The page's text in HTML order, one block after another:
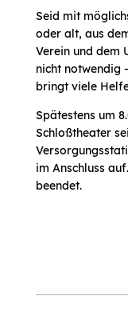
Seid mit
oder alt, aus
Verein und dem
nicht notwendig
bringt viele
Spätestens um
Schloßtheater
im Anschluss
beendet.